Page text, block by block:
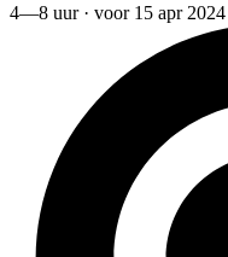
4—8 uur · voor 15 apr 2024